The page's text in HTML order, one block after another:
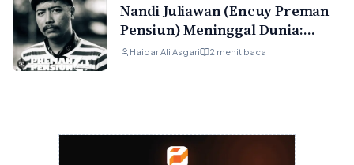
Nandi Juliawan (Encuy Preman
Pensiun) Meninggal Dunia:
Kronologi, Fakta, dan Reaksi
Haidar Ali Asgari 2 menit baca